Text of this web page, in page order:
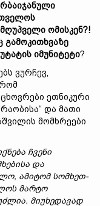
ომისკენ?!
გამოკითხვაზე
იმუნიტეტი?
ვურჩევ,
ეთნიკური
და მათი
მომხრეები
ჩვენი
და
ამიტომ სომხეთ-
მარტო
მიუხედავად